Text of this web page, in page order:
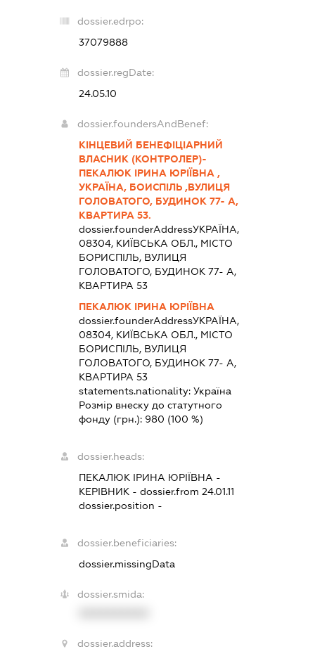
dossier.edrpo:
37079888
dossier.regDate:
24.05.10
dossier.foundersAndBenef:
КІНЦЕВИЙ БЕНЕФІЦІАРНИЙ
ВЛАСНИК (КОНТРОЛЕР)-
ПЕКАЛЮК ІРИНА ЮРІЇВНА ,
УКРАЇНА, БОИСПІЛЬ ,ВУЛИЦЯ
ГОЛОВАТОГО, БУДИНОК 77- А,
КВАРТИРА 53.
dossier.founderAddressУКРАЇНА,
08304, КИЇВСЬКА ОБЛ., МІСТО
БОРИСПІЛЬ, ВУЛИЦЯ
ГОЛОВАТОГО, БУДИНОК 77- А,
КВАРТИРА 53
ПЕКАЛЮК ІРИНА ЮРІЇВНА
dossier.founderAddressУКРАЇНА,
08304, КИЇВСЬКА ОБЛ., МІСТО
БОРИСПІЛЬ, ВУЛИЦЯ
ГОЛОВАТОГО, БУДИНОК 77- А,
КВАРТИРА 53
statements.nationality: Україна
Розмір внеску до статутного
фонду (грн.): 980 (100 %)
dossier.heads:
ПЕКАЛЮК ІРИНА ЮРІЇВНА -
КЕРІВНИК- dossier.from 24.01.11
dossier.position -
dossier.beneficiaries:
dossier.missingData
dossier.smida:
dossier.address: